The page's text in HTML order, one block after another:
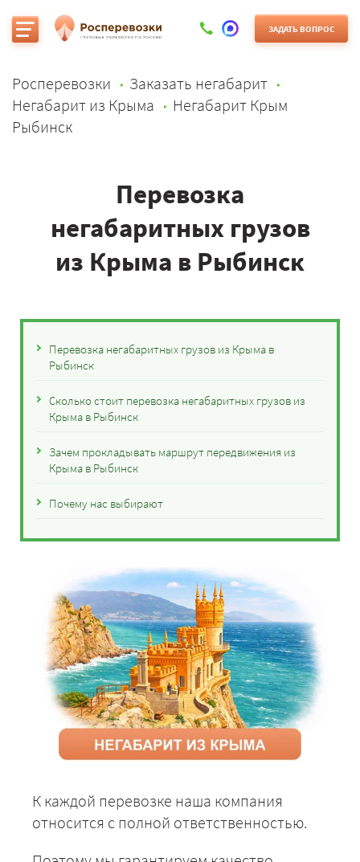
ЗАДАТЬ ВОПРОС
Росперевозки
Заказать негабарит
Негабарит из Крыма
Негабарит Крым
Рыбинск
Перевозка
негабаритных грузов
из Крыма в Рыбинск
Перевозка негабаритных грузов из Крыма в
Рыбинск
Сколько стоит перевозка негабаритных грузов из
Крыма в Рыбинск
Зачем прокладывать маршрут передвижения из
Крыма в Рыбинск
Почему нас выбирают
К каждой перевозке наша компания
относится с полной ответственностью.